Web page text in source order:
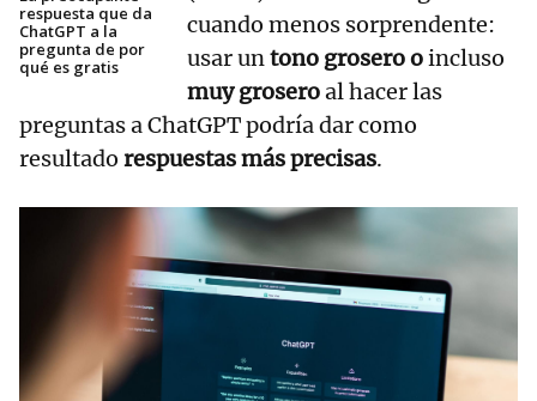
respuesta que da
ChatGPT a la
pregunta de por
qué es gratis
cuando menos sorprendente:
usar untono grosero oincluso
muy groseroal hacer las
preguntas a ChatGPT podría dar como
resultado respuestas más precisas.